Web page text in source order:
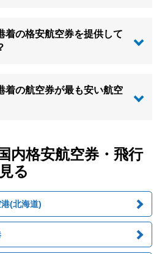
着の格安航空券を提供して
着の航空券が最も安い航空
内格安航空券・飛行
る
(北海道)